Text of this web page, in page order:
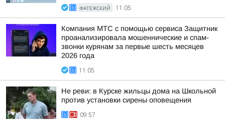
ФАТЕЖСКИЙ 11:05
Компания МТС с помощью сервиса Защитник
проанализировала мошеннические и спам-
звонки курянам за первые шесть месяцев
2026 года
11:05
Не реви: в Курске жильцы дома на Школьной
против установки сирены оповещения
09:57